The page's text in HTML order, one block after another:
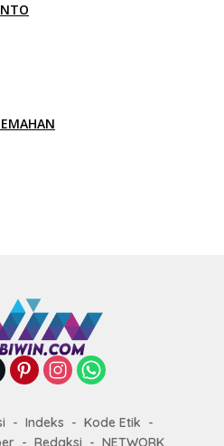
Indeks
Kode Etik
Redaksi NETWORK